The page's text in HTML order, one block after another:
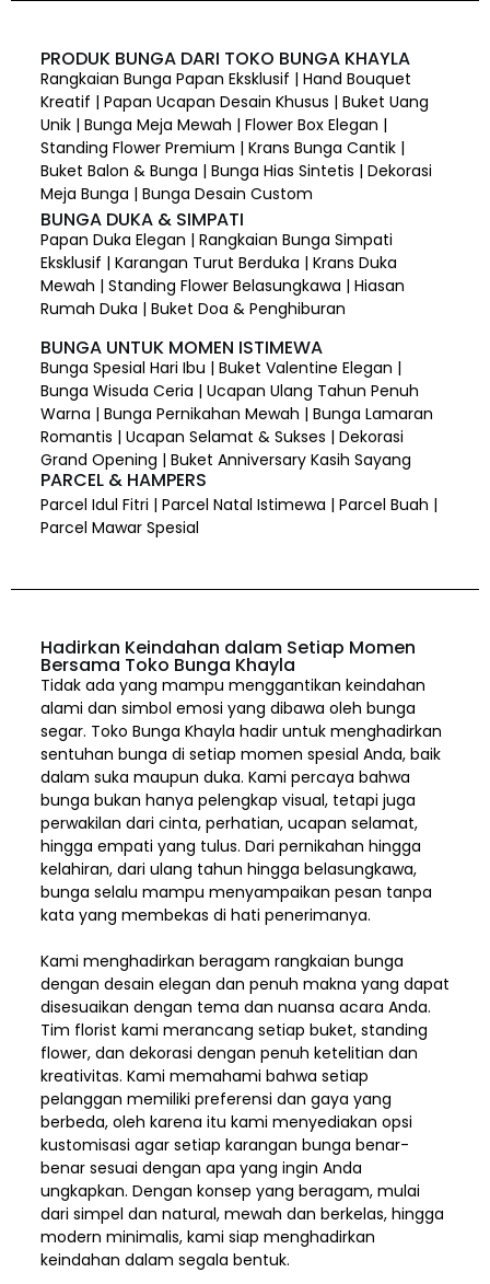
PRODUK BUNGA DARI TOKO BUNGA KHAYLA
Rangkaian Bunga Papan Eksklusif | Hand Bouquet
Kreatif | Papan Ucapan Desain Khusus | Buket Uang
Unik | Bunga Meja Mewah | Flower Box Elegan |
Standing Flower Premium | Krans Bunga Cantik |
Buket Balon & Bunga | Bunga Hias Sintetis | Dekorasi
Meja Bunga | Bunga Desain Custom
BUNGA DUKA & SIMPATI
Papan Duka Elegan | Rangkaian Bunga Simpati
Eksklusif | Karangan Turut Berduka | Krans Duka
Mewah | Standing Flower Belasungkawa | Hiasan
Rumah Duka | Buket Doa & Penghiburan
BUNGA UNTUK MOMEN ISTIMEWA
Bunga Spesial Hari Ibu | Buket Valentine Elegan |
Bunga Wisuda Ceria | Ucapan Ulang Tahun Penuh
Warna | Bunga Pernikahan Mewah | Bunga Lamaran
Romantis | Ucapan Selamat & Sukses | Dekorasi
Grand Opening | Buket Anniversary Kasih Sayang
PARCEL & HAMPERS
Parcel Idul Fitri | Parcel Natal Istimewa | Parcel Buah |
Parcel Mawar Spesial
Hadirkan Keindahan dalam Setiap Momen
Bersama Toko Bunga Khayla
Tidak ada yang mampu menggantikan keindahan
alami dan simbol emosi yang dibawa oleh bunga
segar. Toko Bunga Khayla hadir untuk menghadirkan
sentuhan bunga di setiap momen spesial Anda, baik
dalam suka maupun duka. Kami percaya bahwa
bunga bukan hanya pelengkap visual, tetapi juga
perwakilan dari cinta, perhatian, ucapan selamat,
hingga empati yang tulus. Dari pernikahan hingga
kelahiran, dari ulang tahun hingga belasungkawa,
bunga selalu mampu menyampaikan pesan tanpa
kata yang membekas di hati penerimanya.
Kami menghadirkan beragam rangkaian bunga
dengan desain elegan dan penuh makna yang dapat
disesuaikan dengan tema dan nuansa acara Anda.
Tim florist kami merancang setiap buket, standing
flower, dan dekorasi dengan penuh ketelitian dan
kreativitas. Kami memahami bahwa setiap
pelanggan memiliki preferensi dan gaya yang
berbeda, oleh karena itu kami menyediakan opsi
kustomisasi agar setiap karangan bunga benar-
benar sesuai dengan apa yang ingin Anda
ungkapkan. Dengan konsep yang beragam, mulai
dari simpel dan natural, mewah dan berkelas, hingga
modern minimalis, kami siap menghadirkan
keindahan dalam segala bentuk.